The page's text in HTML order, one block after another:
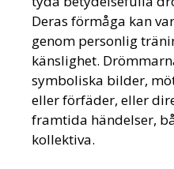
Deras förmåga kan
genom personlig
känslighet.
symboliska bilder,
eller förfäder, eller
framtida händelser,
kollektiva.